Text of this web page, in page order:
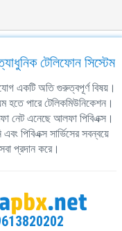
টেলিফোন সিস্টেম
একটি অতি গুরুত্বপূর্ণ বিষয়।
হতে পারে টেলিকমিউনিকেশন।
নেট এনেছে আলফা পিবিএক্স।
পিবিএক্স সার্ভিসের সবন্বয়ে
প্রদান করে।